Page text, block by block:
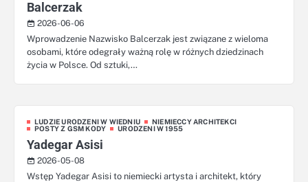
Balcerzak
2026-06-06
Wprowadzenie Nazwisko Balcerzak jest związane z wieloma
osobami, które odegrały ważną rolę w różnych dziedzinach
życia w Polsce. Od sztuki,…
LUDZIE URODZENI W WIEDNIU
NIEMIECCY ARCHITEKCI
POSTY Z GSM KODY
URODZENI W 1955
Yadegar Asisi
2026-05-08
Wstęp Yadegar Asisi to niemiecki artysta i architekt, który